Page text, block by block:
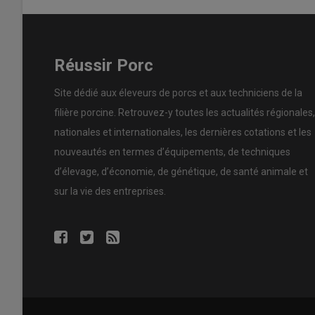
Réussir Porc
Site dédié aux éleveurs de porcs et aux techniciens de la
filière porcine. Retrouvez-y toutes les actualités régionales,
nationales et internationales, les dernières cotations et les
nouveautés en termes d’équipements, de techniques
d’élevage, d’économie, de génétique, de santé animale et
sur la vie des entreprises.